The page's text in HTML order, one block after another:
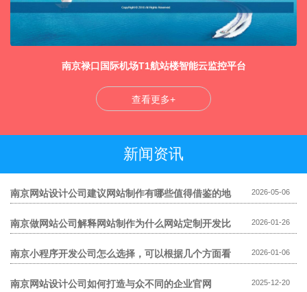
南京禄口国际机场T1航站楼智能云监控平台
查看更多+
新闻资讯
南京网站设计公司建议网站制作有哪些值得借鉴的地
2026-05-06
南京做网站公司解释网站制作为什么网站定制开发比
2026-01-26
南京小程序开发公司怎么选择，可以根据几个方面看 2026-01-06
南京网站设计公司如何打造与众不同的企业官网 2025-12-20